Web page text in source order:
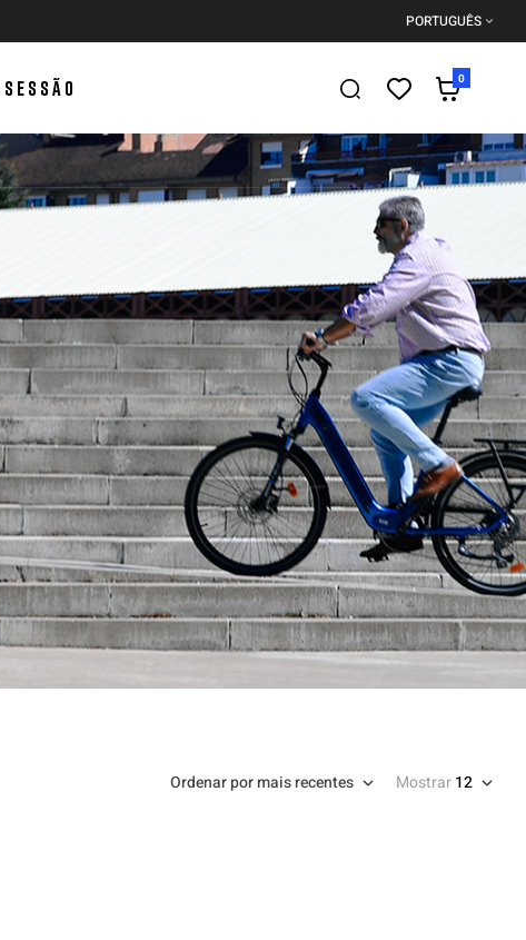
PORTUGUÊS
0
Ordenar por mais recentes Mostrar12